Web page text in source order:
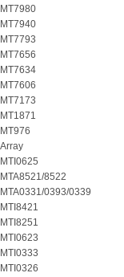
MT7980
MT7940
MT7793
MT7656
MT7634
MT7606
MT7173
MT1871
MT976
Array
MTI0625
MTA8521/8522
MTA0331/0393/0339
MTI8421
MTI8251
MTI0623
MTI0333
MTI0326